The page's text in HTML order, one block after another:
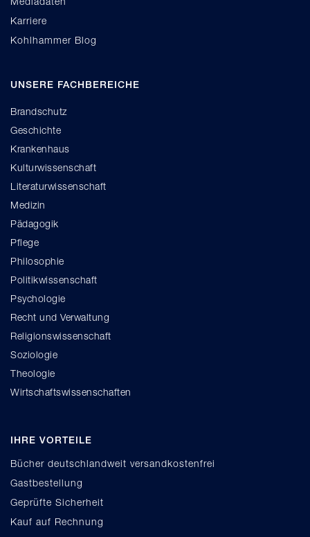
Karriere
Kohlhammer Blog
UNSERE FACHBEREICHE
Brandschutz
Geschichte
Krankenhaus
Kulturwissenschaft
Literaturwissenschaft
Medizin
Pädagogik
Pflege
Philosophie
Politikwissenschaft
Psychologie
Recht und Verwaltung
Religionswissenschaft
Soziologie
Theologie
Wirtschaftswissenschaften
IHRE VORTEILE
Bücher deutschlandweit versandkostenfrei
Gastbestellung
Geprüfte Sicherheit
Kauf auf Rechnung